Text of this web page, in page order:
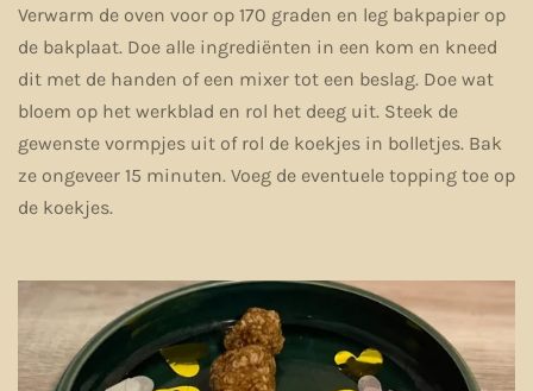
Verwarm de oven voor op 170 graden en leg bakpapier op
de bakplaat. Doe alle ingrediënten in een kom en kneed
dit met de handen of een mixer tot een beslag. Doe wat
bloem op het werkblad en rol het deeg uit. Steek de
gewenste vormpjes uit of rol de koekjes in bolletjes. Bak
ze ongeveer 15 minuten. Voeg de eventuele topping toe op
de koekjes.